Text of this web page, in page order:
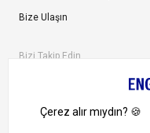
Bize Ulaşın
Bizi Takip Edin